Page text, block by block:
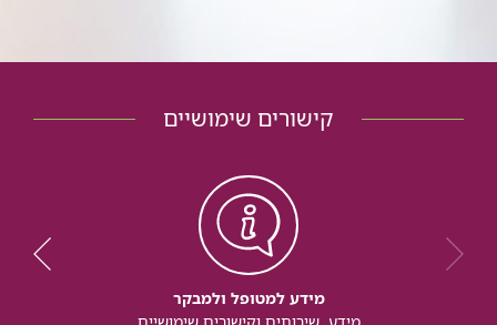
קישורים שימושיים
מידע למטופל ולמבקר